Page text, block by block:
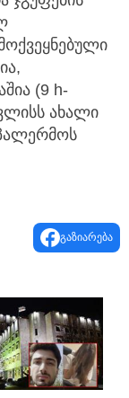
(9 h-
ახალი
გაზიარება